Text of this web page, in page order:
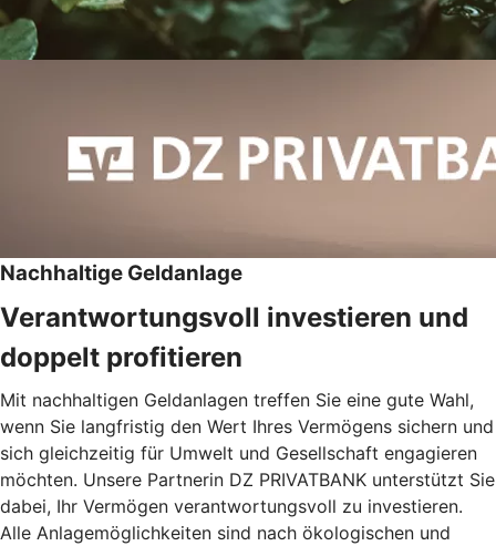
Nachhaltige Geldanlage
Verantwortungsvoll investieren und
doppelt profitieren
Mit nachhaltigen Geldanlagen treffen Sie eine gute Wahl,
wenn Sie langfristig den Wert Ihres Vermögens sichern und
sich gleichzeitig für Umwelt und Gesellschaft engagieren
möchten. Unsere Partnerin DZ PRIVATBANK unterstützt Sie
dabei, Ihr Vermögen verantwortungsvoll zu investieren.
Alle Anlagemöglichkeiten sind nach ökologischen und